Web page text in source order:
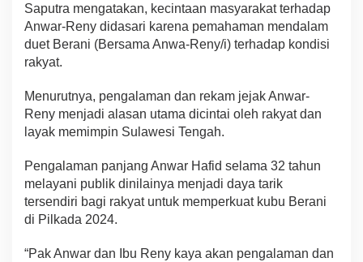
Saputra mengatakan, kecintaan masyarakat terhadap
Anwar-Reny didasari karena pemahaman mendalam
duet Berani (Bersama Anwa-Reny/i) terhadap kondisi
rakyat.
Menurutnya, pengalaman dan rekam jejak Anwar-
Reny menjadi alasan utama dicintai oleh rakyat dan
layak memimpin Sulawesi Tengah.
Pengalaman panjang Anwar Hafid selama 32 tahun
melayani publik dinilainya menjadi daya tarik
tersendiri bagi rakyat untuk memperkuat kubu Berani
di Pilkada 2024.
“Pak Anwar dan Ibu Reny kaya akan pengalaman dan